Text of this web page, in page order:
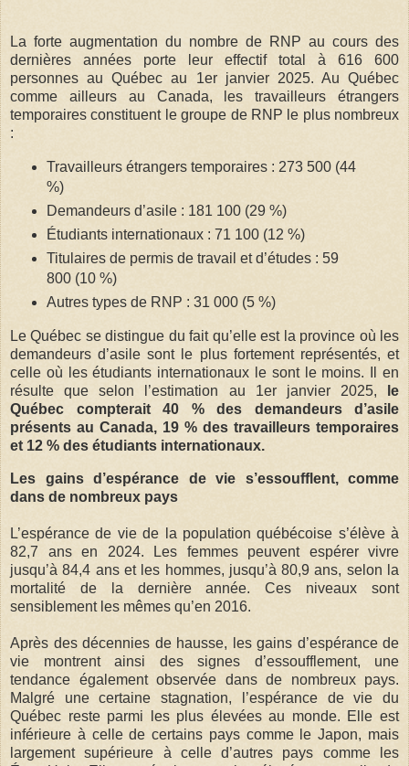
La forte augmentation du nombre de RNP au cours des
dernières années porte leur effectif total à 616 600
personnes au Québec au 1er janvier 2025. Au Québec
comme ailleurs au Canada, les travailleurs étrangers
temporaires constituent le groupe de RNP le plus nombreux
:
Travailleurs étrangers temporaires : 273 500 (44
%)
Demandeurs d’asile : 181 100 (29 %)
Étudiants internationaux : 71 100 (12 %)
Titulaires de permis de travail et d’études : 59
800 (10 %)
Autres types de RNP : 31 000 (5 %)
Le Québec se distingue du fait qu’elle est la province où les
demandeurs d’asile sont le plus fortement représentés, et
celle où les étudiants internationaux le sont le moins. Il en
résulte que selon l’estimation au 1er janvier 2025,
le
Québec compterait 40 % des demandeurs d’asile
présents au Canada, 19 % des travailleurs temporaires
et 12 % des étudiants internationaux.
Les gains d’espérance de vie s’essoufflent, comme
dans de nombreux pays
L’espérance de vie de la population québécoise s’élève à
82,7 ans en 2024. Les femmes peuvent espérer vivre
jusqu’à 84,4 ans et les hommes, jusqu’à 80,9 ans, selon la
mortalité de la dernière année. Ces niveaux sont
sensiblement les mêmes qu’en 2016.
Après des décennies de hausse, les gains d’espérance de
vie montrent ainsi des signes d’essoufflement, une
tendance également observée dans de nombreux pays.
Malgré une certaine stagnation, l’espérance de vie du
Québec reste parmi les plus élevées au monde. Elle est
inférieure à celle de certains pays comme le Japon, mais
largement supérieure à celle d’autres pays comme les